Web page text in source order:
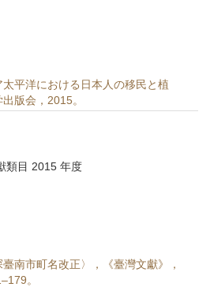
太平洋における日本人の移民と植
版会，2015。
類目 2015 年度
南市町名改正〉，《臺灣文獻》，
。